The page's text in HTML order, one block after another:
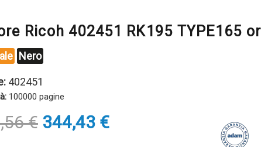
Ricoh 402451 RK195 TYPE165
Nero
402451
100000 pagine
€ Il
prezzo
344,43 €Il